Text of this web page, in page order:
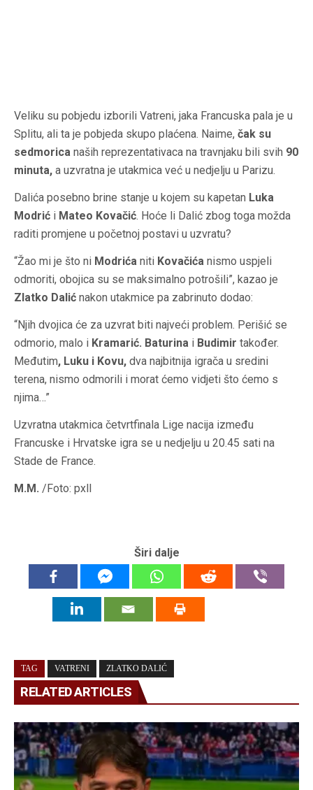
Veliku su pobjedu izborili Vatreni, jaka Francuska pala je u
Splitu, ali ta je pobjeda skupo plaćena. Naime, čak su
sedmorica naših reprezentativaca na travnjaku bili svih 90
minuta, a uzvratna je utakmica već u nedjelju u Parizu.
Dalića posebno brine stanje u kojem su kapetan Luka
Modrić i Mateo Kovačić. Hoće li Dalić zbog toga možda
raditi promjene u početnoj postavi u uzvratu?
“Žao mi je što ni Modrića niti Kovačića nismo uspjeli
odmoriti, obojica su se maksimalno potrošili”, kazao je
Zlatko Dalić nakon utakmice pa zabrinuto dodao:
“Njih dvojica će za uzvrat biti najveći problem. Perišić se
odmorio, malo i Kramarić. Baturina i Budimir također.
Međutim, Luku i Kovu, dva najbitnija igrača u sredini
terena, nismo odmorili i morat ćemo vidjeti što ćemo s
njima…”
Uzvratna utakmica četvrtfinala Lige nacija između
Francuske i Hrvatske igra se u nedjelju u 20.45 sati na
Stade de France.
M.M. /Foto: pxll
Širi dalje
TAG VATRENI ZLATKO DALIĆ
RELATED ARTICLES